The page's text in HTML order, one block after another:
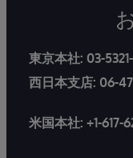
東京本社: 03-
西日本支店: 06-
米国本社: +1-617-